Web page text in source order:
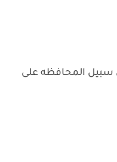
سبيل المحافظه على